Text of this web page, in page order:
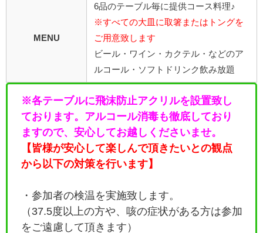
MENU
6品のテーブル毎に提供コース料理♪
※すべての大皿に取箸またはトングを
ご用意致します
ビール・ワイン・カクテル・などのア
ルコール・ソフトドリンク飲み放題
※各テーブルに飛沫防止アクリルを設置致し
ております。アルコール消毒も徹底しており
ますので、安心してお越しくださいませ。
【皆様が安心して楽しんで頂きたいとの観点
から以下の対策を行います】
・参加者の検温を実施致します。
（37.5度以上の方や、咳の症状がある方は参加
をご遠慮して頂きます）